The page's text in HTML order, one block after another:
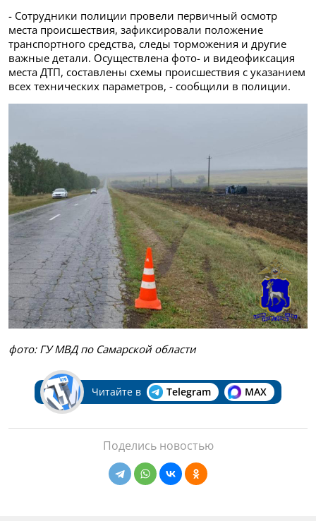
- Сотрудники полиции провели первичный осмотр
места происшествия, зафиксировали положение
транспортного средства, следы торможения и другие
важные детали. Осуществлена фото- и видеофиксация
места ДТП, составлены схемы происшествия с указанием
всех технических параметров, - сообщили в полиции.
фото: ГУ МВД по Самарской области
Читайте в Telegram MAX
Поделись новостью